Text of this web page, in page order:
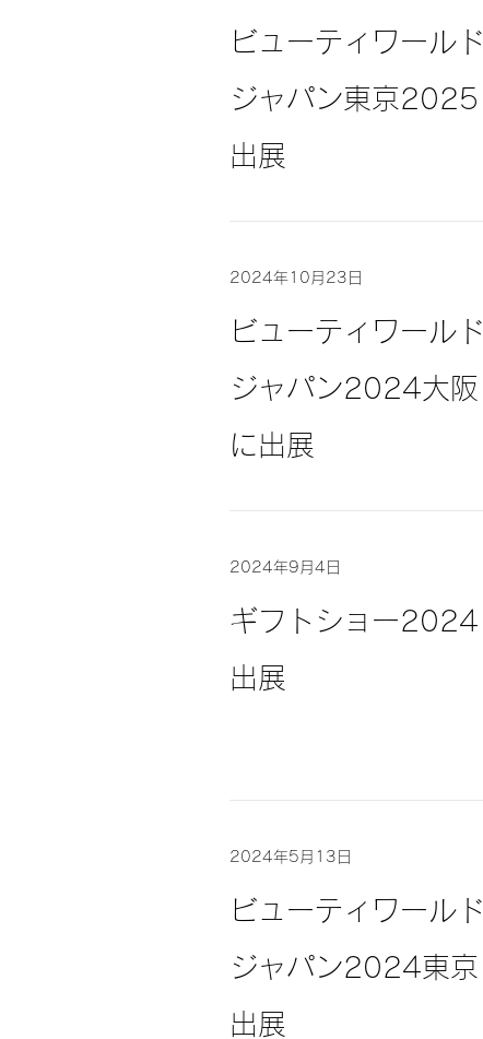
ビューティワールド
ジャパン東京2025
出展
2024年10月23日
ビューティワールド
ジャパン2024大阪
に出展
2024年9月4日
ギフトショー2024
出展
2024年5月13日
ビューティワールド
ジャパン2024東京
出展